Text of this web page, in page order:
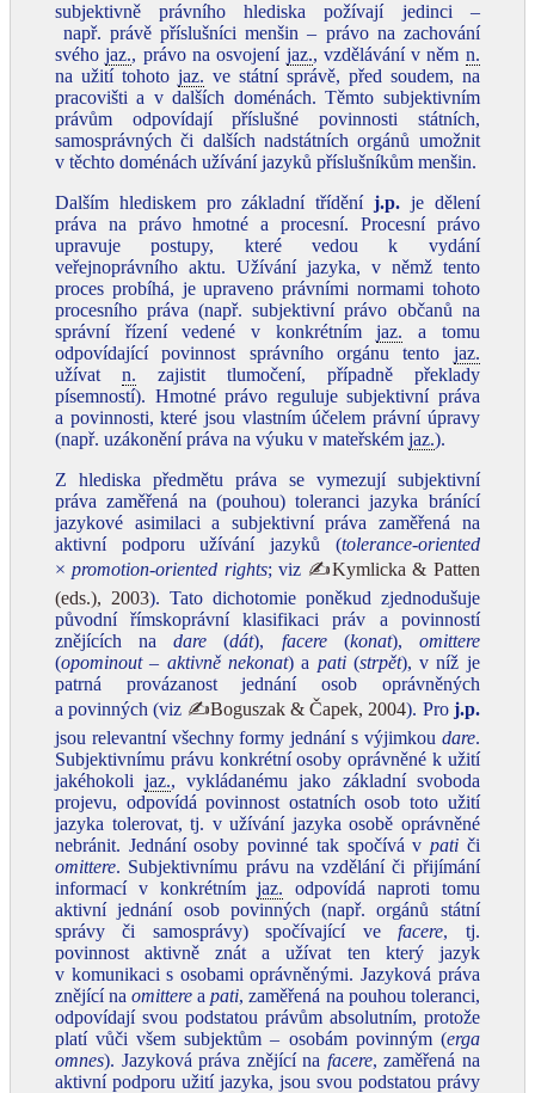
subjektivně právního hlediska požívají jedinci –
např. právě příslušníci menšin – právo na zachování
svéhojaz., právo na osvojení jaz., vzdělávání v něm n.
na užití tohoto jaz. ve státní správě, před soudem, na
pracovišti a v dalších doménách. Těmto subjektivním
právům odpovídají příslušné povinnosti státních,
samosprávných či dalších nadstátních orgánů umožnit
v těchto doménách užívání jazyků příslušníkům menšin.
Dalším hlediskem pro základní tříděníj.p. je dělení
práva na právo hmotné a procesní. Procesní právo
upravuje postupy, které vedou k vydání
veřejnoprávního aktu. Užívání jazyka, v němž tento
proces probíhá, je upraveno právními normami tohoto
procesního práva (např. subjektivní právo občanů na
správní řízení vedené v konkrétnímjaz. a tomu
odpovídající povinnost správního orgánu tento jaz.
užívat n. zajistit tlumočení, případně překlady
písemností). Hmotné právo reguluje subjektivní práva
a povinnosti, které jsou vlastním účelem právní úpravy
(např. uzákonění práva na výuku v mateřském jaz.).
Z hlediska předmětu práva se vymezují subjektivní
práva zaměřená na (pouhou) toleranci jazyka bránící
jazykové asimilaci a subjektivní práva zaměřená na
aktivní podporu užívání jazyků (tolerance-oriented
×promotion-oriented rights; viz ✍Kymlicka & Patten
(eds.), 2003). Tato dichotomie poněkud zjednodušuje
původní římskoprávní klasifikaci práv a povinností
znějících nadare (dát), facere(konat), omittere
(opominout – aktivně nekonat) a pati(strpět), v níž je
patrná provázanost jednání osob oprávněných
a povinných (viz ✍Boguszak & Čapek, 2004). Pro j.p.
jsou relevantní všechny formy jednání s výjimkou dare.
Subjektivnímu právu konkrétní osoby oprávněné k užití
jakéhokolijaz., vykládanému jako základní svoboda
projevu, odpovídá povinnost ostatních osob toto užití
jazyka tolerovat, tj. v užívání jazyka osobě oprávněné
nebránit. Jednání osoby povinné tak spočívá vpati či
omittere. Subjektivnímu právu na vzdělání či přijímání
informací v konkrétnímjaz. odpovídá naproti tomu
aktivní jednání osob povinných (např. orgánů státní
správy či samosprávy) spočívající vefacere, tj.
povinnost aktivně znát a užívat ten který jazyk
v komunikaci s osobami oprávněnými. Jazyková práva
znějící naomittere apati, zaměřená na pouhou toleranci,
odpovídají svou podstatou právům absolutním, protože
platí vůči všem subjektům – osobám povinným (erga
omnes). Jazyková práva znějící na facere, zaměřená na
aktivní podporu užití jazyka, jsou svou podstatou právy